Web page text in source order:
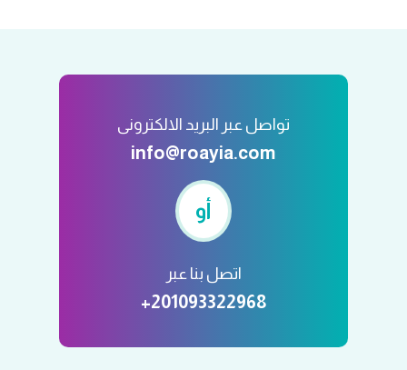
تواصل عبر البريد الالكترونى
info@roayia.com
أو
اتصل بنا عبر
+201093322968